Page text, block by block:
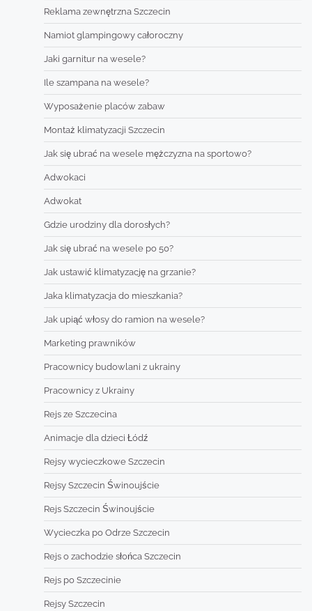
Reklama zewnętrzna Szczecin
Namiot glampingowy całoroczny
Jaki garnitur na wesele?
Ile szampana na wesele?
Wyposażenie placów zabaw
Montaż klimatyzacji Szczecin
Jak się ubrać na wesele mężczyzna na sportowo?
Adwokaci
Adwokat
Gdzie urodziny dla dorosłych?
Jak się ubrać na wesele po 50?
Jak ustawić klimatyzację na grzanie?
Jaka klimatyzacja do mieszkania?
Jak upiąć włosy do ramion na wesele?
Marketing prawników
Pracownicy budowlani z ukrainy
Pracownicy z Ukrainy
Rejs ze Szczecina
Animacje dla dzieci Łódź
Rejsy wycieczkowe Szczecin
Rejsy Szczecin Świnoujście
Rejs Szczecin Świnoujście
Wycieczka po Odrze Szczecin
Rejs o zachodzie słońca Szczecin
Rejs po Szczecinie
Rejsy Szczecin